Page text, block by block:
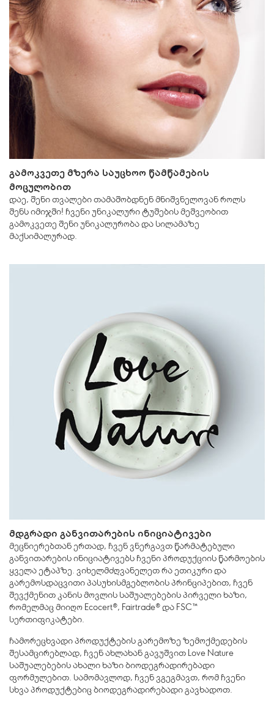
გამოკვეთე მზერა საუცხოო წამწამების
მოცულობით
დაე, შენი თვალები თამაშობდნენ მნიშვნელოვან როლს
შენს იმიჯში! ჩვენი უნიკალური ტუშების მეშვეობით
გამოკვეთე შენი უნიკალურობა და სილამაზე
მაქსიმალურად.
მდგრადი განვითარების ინიციატივები
მეცნიერებთან ერთად, ჩვენ ვნერგავთ წარმატებული
განვითარების ინიციატივებს ჩვენი პროდუქციის წარმოების
ყველა ეტაპზე. ვიხელმძღვანელეთ რა ეთიკური და
გარემოსდაცვითი პასუხისმგებლობის პრინციპებით, ჩვენ
შევქმენით კანის მოვლის საშუალებების პირველი ხაზი,
რომელმაც მიიღო Ecocert®, Fairtrade®და FSC™
სერთიფიკატები.
ჩამორეცხვადი პროდუქტების გარემოზე ზემოქმედების
შესამცირებლად, ჩვენ ახლახან გავუშვით Love Nature
საშუალებების ახალი ხაზი ბიოდეგრადირებადი
ფორმულებით. სამომავლოდ, ჩვენ ვგეგმავთ, რომ ჩვენი
სხვა პროდუქტებიც ბიოდეგრადირებადი გავხადოთ.